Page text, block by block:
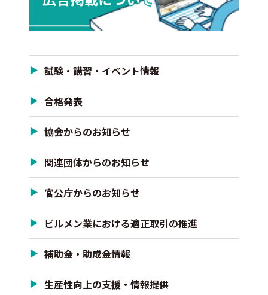
試験・講習・イベント情報
合格発表
協会からのお知らせ
関連団体からのお知らせ
官公庁からのお知らせ
ビルメン業における適正取引の推進
補助金・助成金情報
生産性向上の支援・情報提供